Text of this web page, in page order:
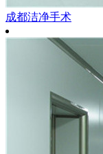
成都洁净手术